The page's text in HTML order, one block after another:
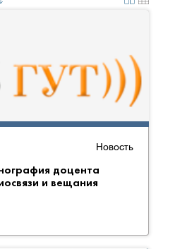
Новость
доцента
и вещания